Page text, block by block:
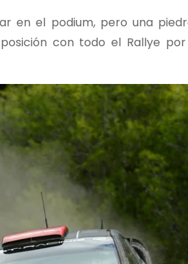
en el podium, pero una
con todo el Rallye